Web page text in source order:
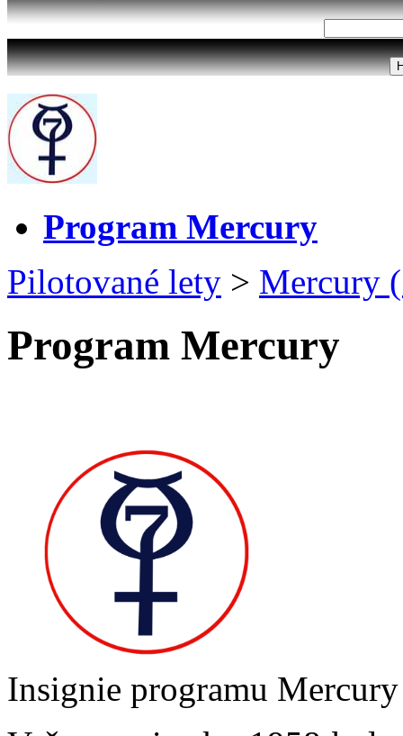
Program Mercury
Pilotované lety > Mercury
Program Mercury
Insignie programu Mercury